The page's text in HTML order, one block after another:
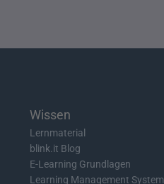
Wissen
Lernmaterial
blink.it Blog
E-Learning Grundlagen
Learning Management System